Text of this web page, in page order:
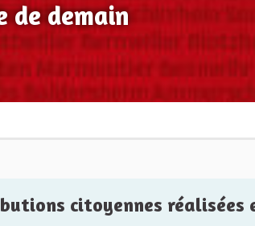
de demain
citoyennes réalisées